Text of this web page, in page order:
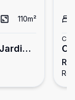
110m²